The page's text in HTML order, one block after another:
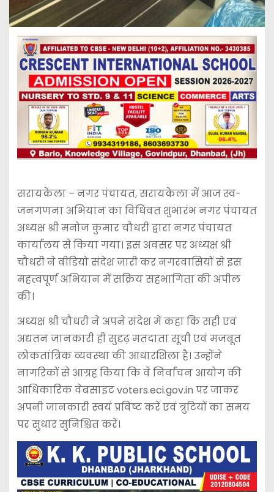
सरायकेला – नगर पंचायत, सरायकेला में आज स्व-
जनगणना अभियान का विधिवत शुभारंभ नगर पंचायत
अध्यक्ष श्री मनोज कुमार चौधरी द्वारा नगर पंचायत
कार्यालय से किया गया। इस अवसर पर अध्यक्ष श्री
चौधरी ने वीडियो संदेश जारी कर नगरवासियों से इस
महत्वपूर्ण अभियान में सक्रिय सहभागिता की अपील
की।
अध्यक्ष श्री चौधरी ने अपने संदेश में कहा कि सही एवं
अद्यतन जानकारी ही सुदृढ़ मतदाता सूची एवं मजबूत
लोकतांत्रिक व्यवस्था की आधारशिला है। उन्होंने
नागरिकों से आग्रह किया कि वे निर्वाचन आयोग की
आधिकारिक वेबसाइट voters.eci.gov.in पर जाकर
अपनी जानकारी स्वयं प्रविष्ट करें एवं त्रुटियों का समय
पर सुधार सुनिश्चित करें।